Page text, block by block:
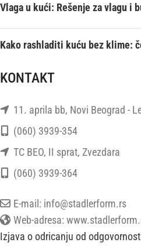
Vlaga u kući: Rešenje za vlagu i
Kako rashladiti kuću bez klime:
KONTAKT
11. aprila bb, Novi Beograd -
(060) 3939-354
TC BEO, II sprat, Zvezdara
(060) 3939-364
E-mail: info@stadlerform.rs
Web-adresa:
Izjava o odricanju od